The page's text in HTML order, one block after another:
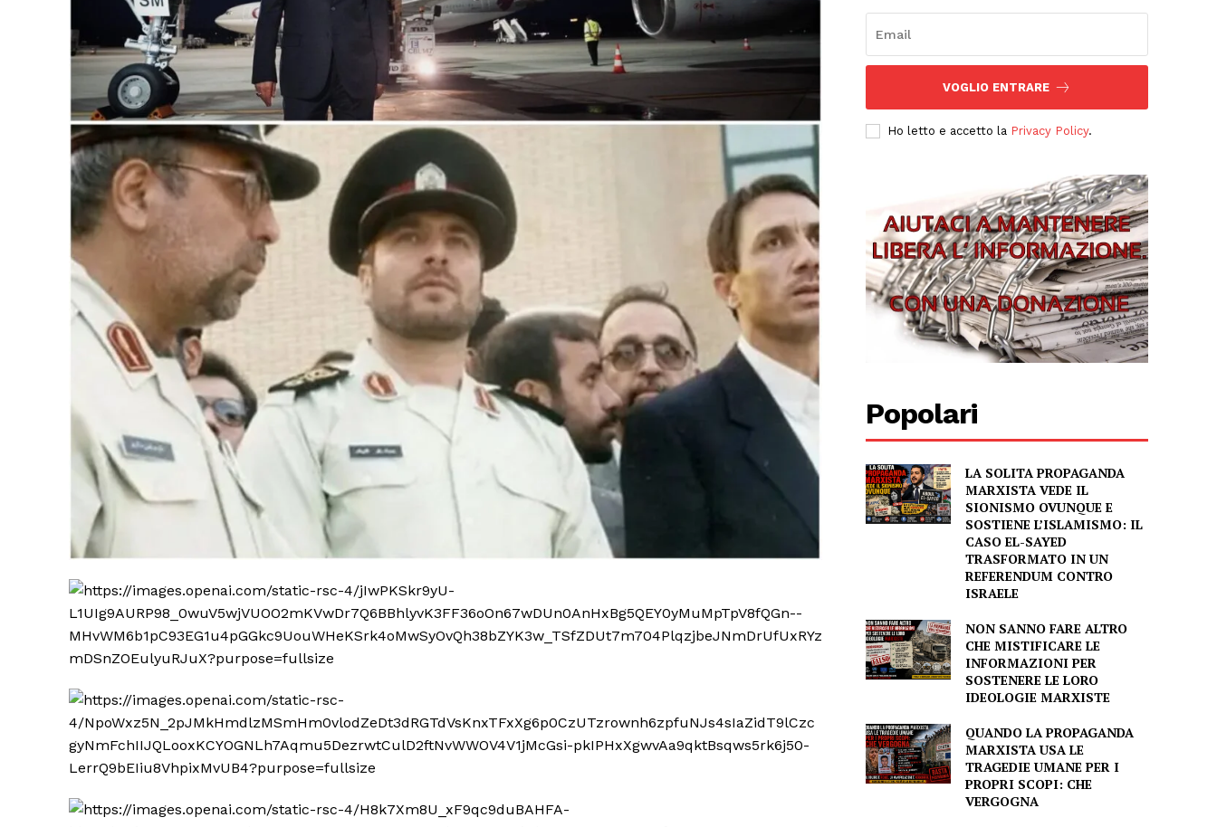
TrueReport
I cittadini sono le
notizie TrueReport
VOGLIO ENTRARE
Ho letto e accetto la Privacy Policy.
Popolari
LA SOLITA PROPAGANDA
MARXISTA VEDE IL
SIONISMO OVUNQUE E
SOSTIENE L’ISLAMISMO: IL
CASO EL-SAYED
TRASFORMATO IN UN
REFERENDUM CONTRO
ISRAELE
NON SANNO FARE ALTRO
CHE MISTIFICARE LE
INFORMAZIONI PER
SOSTENERE LE LORO
IDEOLOGIE MARXISTE
QUANDO LA PROPAGANDA
MARXISTA USA LE
TRAGEDIE UMANE PER I
PROPRI SCOPI: CHE
VERGOGNA